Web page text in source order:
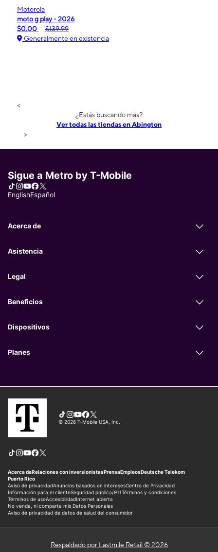
Motorola
moto g play - 2026
$0.00
$139.99
Generalmente en existencia
<
¿Estás buscando más?
Ver todas las tiendas en Abington
>
Respaldado por Lastmile Retail © 2026